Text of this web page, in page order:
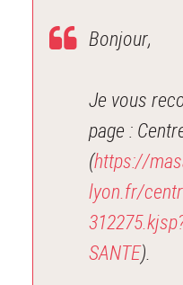
Bonjour,
Je vous
page :
(https://
lyon.fr/
SANTE).